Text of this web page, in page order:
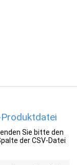
Sie bitte den
der CSV-Datei